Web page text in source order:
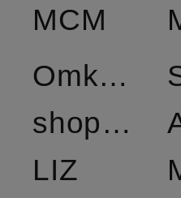
MCM
shopper
LIZ